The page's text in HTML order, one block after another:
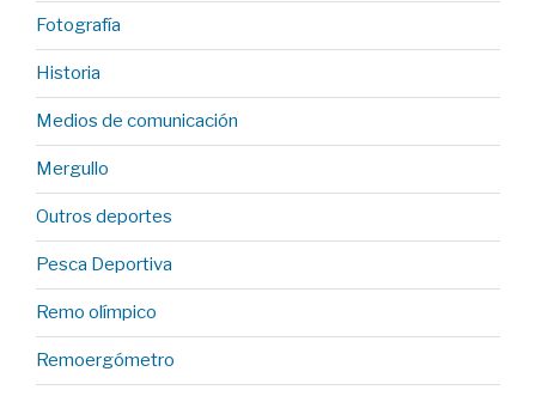
Fotografía
Historia
Medios de comunicación
Mergullo
Outros deportes
Pesca Deportiva
Remo olímpico
Remoergómetro